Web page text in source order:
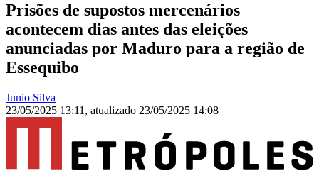
Prisões de supostos mercenários
acontecem dias antes das eleições
anunciadas por Maduro para a região de
Essequibo
Junio Silva
23/05/2025 13:11 , atualizado 23/05/2025 14:08